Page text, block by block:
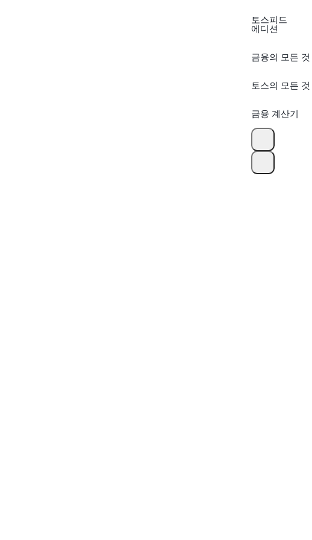
토스피드
에디션
금융의 모든 것
토스의 모든 것
금융 계산기